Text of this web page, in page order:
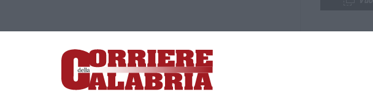
Lamezia Terme (CZ)
responsabile Paola Militano |Privacy